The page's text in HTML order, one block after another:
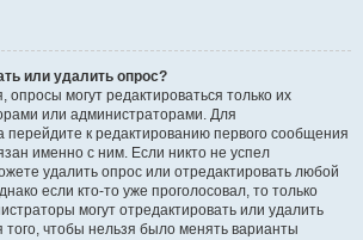
или удалить опрос?
опросы могут редактироваться только их
или администраторами. Для
перейдите к редактированию первого сообщения
именно с ним. Если никто не успел
удалить опрос или отредактировать любой
если кто-то уже проголосовал, то только
могут отредактировать или удалить
чтобы нельзя было менять варианты